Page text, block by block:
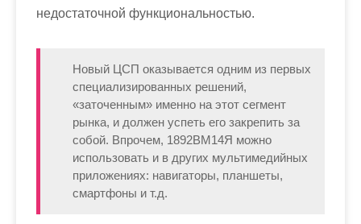
недостаточной функциональностью.
Новый ЦСП оказывается одним из первых
специализированных решений,
«заточенным» именно на этот сегмент
рынка, и должен успеть его закрепить за
собой. Впрочем, 1892ВМ14Я можно
использовать и в других мультимедийных
приложениях: навигаторы, планшеты,
смартфоны и т.д.